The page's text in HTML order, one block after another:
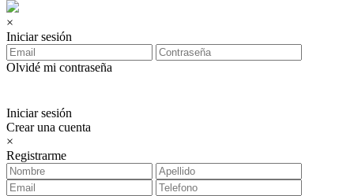
×
Iniciar sesión
Olvidé mi contraseña
Iniciar sesión
Crear una cuenta
×
Registrarme